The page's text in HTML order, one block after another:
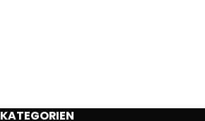
KATEGORIEN